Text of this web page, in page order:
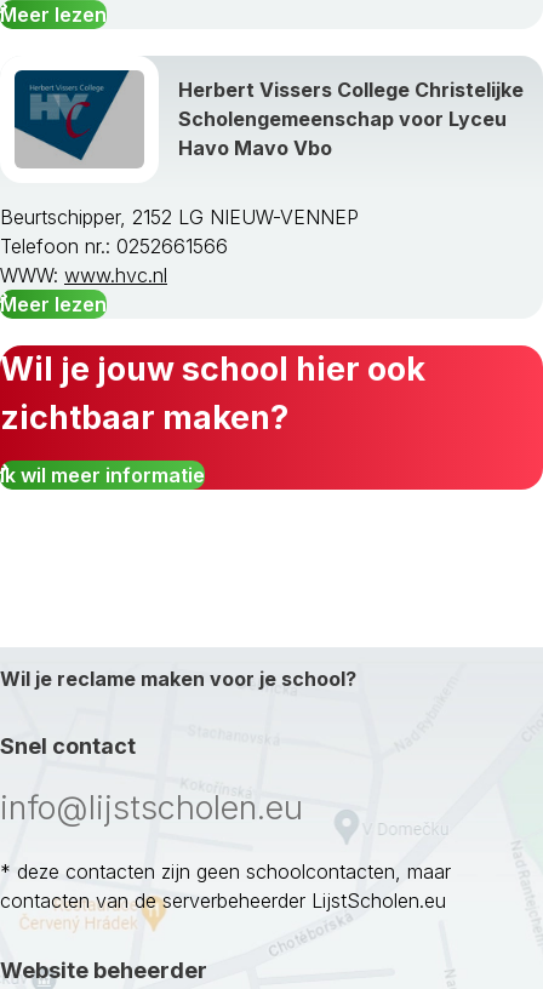
Meer lezen
Herbert Vissers College Christelijke
Scholengemeenschap voor Lyceu
Havo Mavo Vbo
Beurtschipper, 2152 LG NIEUW-VENNEP
Telefoon nr.: 0252661566
WWW: www.hvc.nl
Meer lezen
Wil je jouw school hier ook
zichtbaar maken?
Ik wil meer informatie
Wil je reclame maken voor je school?
Snel contact
info@lijstscholen.eu
* deze contacten zijn geen schoolcontacten, maar
contacten van de serverbeheerder LijstScholen.eu
Website beheerder